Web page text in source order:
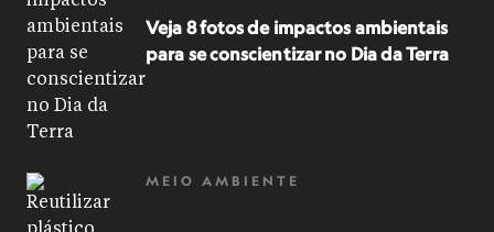
Veja 8 fotos de impactos ambientais
para se conscientizar no Dia da Terra
MEIO AMBIENTE